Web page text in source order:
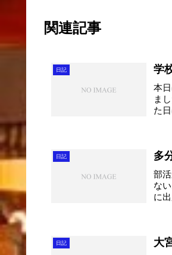
関連記事
日記 学
本
ま
た
日記 多
部
な
に
日記 大